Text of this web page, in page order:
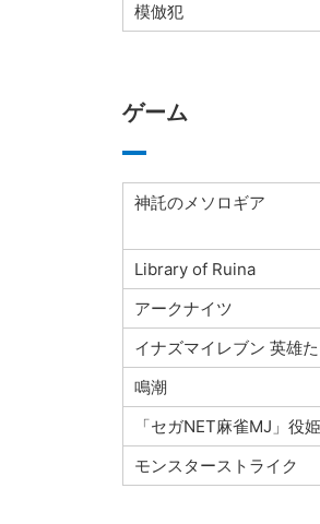
模倣犯
ゲーム
神託のメソロギア
Library of Ruina
アークナイツ
イナズマイレブン 英雄
鳴潮
「セガNET麻雀MJ」役姫
モンスターストライク